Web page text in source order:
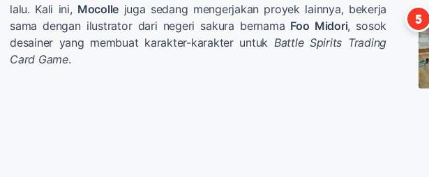
lalu. Kali ini, Mocolle juga sedang mengerjakan proyek lainnya, bekerja
sama dengan ilustrator dari negeri sakura bernama Foo Midori, sosok
desainer yang membuat karakter-karakter untuk Battle Spirits Trading
Card Game.
5